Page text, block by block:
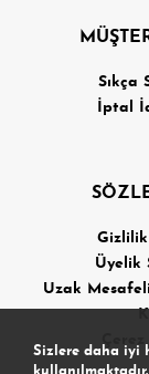
Sıkça
İptal
Gizlilik
Üyelik
Uzak
Sizlere daha iyi